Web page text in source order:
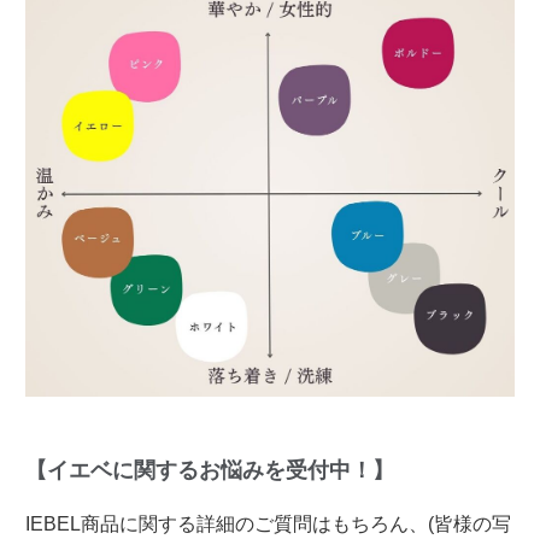
【イエベに関するお悩みを受付中！】
IEBEL商品に関する詳細のご質問はもちろん、(皆様の写